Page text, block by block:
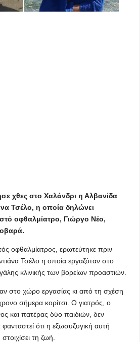
χθες στο Χαλάνδρι η Αλβανίδα
Τσέλο, η οποία δηλώνει
οφθαλμίατρο, Γιώργο Νέο,
οφθαλμίατρος, ερωτεύτηκε πριν
Τσέλο η οποία εργαζόταν στο
κλινικής των βορείων προαστιών.
στο χώρο εργασίας κι από τη σχέση
σήμερα κορίτσι. Ο γιατρός, ο
και πατέρας δύο παιδιών, δεν
ότι η εξωσυζυγική αυτή
τη ζωή.